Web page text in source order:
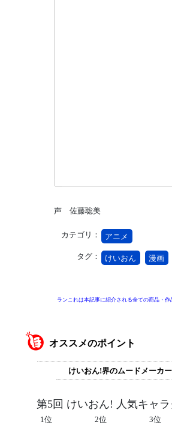
声 佐藤聡美
カテゴリ： アニメ
タグ： けいおん 漫画
ランこれは本記事に紹介される全ての商品・
オススメのポイント
けいおん!界のムードメーカー
第5回 けいおん! 人気キャ
1位 2位 3位